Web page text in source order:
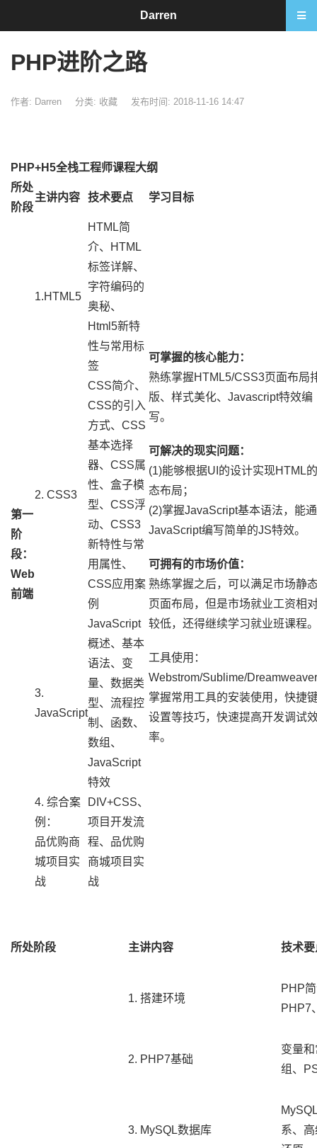
PHP进阶之路
作者: Darren 分类: 收藏 发布时间: 2018-11-16 14:47
PHP+H5全栈工程师课程大纲
所处
阶段
主讲内容 技术要点 学习目标
第一
阶
段：
Web
前端
1.HTML5
HTML简
介、HTML
标签详解、
字符编码的
奥秘、
Html5新特
性与常用标
签
可掌握的核心能力：
熟练掌握HTML5/CSS3页面布局
版、样式美化、Javascript特效编
写。
可解决的现实问题：
(1)能够根据UI的设计实现HTML
态布局；
(2)掌握JavaScript基本语法，能
JavaScript编写简单的JS特效。
可拥有的市场价值：
熟练掌握之后，可以满足市场静
页面布局，但是市场就业工资相
较低，还得继续学习就业班课程
工具使用：
Webstrom/Sublime/
掌握常用工具的安装使用，快捷
设置等技巧，快速提高开发调试
率。
2. CSS3
CSS简介、
CSS的引入
方式、CSS
基本选择
器、CSS属
性、盒子模
型、CSS浮
动、CSS3
新特性与常
用属性、
CSS应用案
例
3.
JavaScript
JavaScript
概述、基本
语法、变
量、数据类
型、流程控
制、函数、
数组、
JavaScript
特效
4. 综合案
例：
品优购商
城项目实
战
DIV+CSS、
项目开发流
程、品优购
商城项目实
战
所处阶段 主讲内容 技术要
1. 搭建环境
PHP
PHP7
2. PHP7基础
变量
组、
3. MySQL数据库
系、
Darren